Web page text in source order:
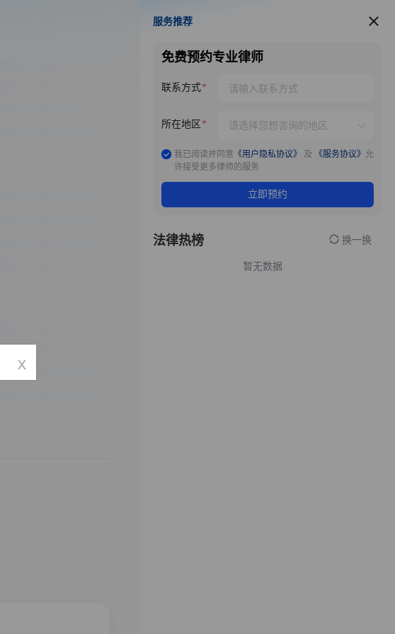
服务推荐
服务推荐
免费预约专业律师
联系方式
所在地区
我已阅读并同意 《用户隐私协议》 及 《服务协议》 允
许接受更多律师的服务
立即预约
法律热榜 换一换
暂无数据
x